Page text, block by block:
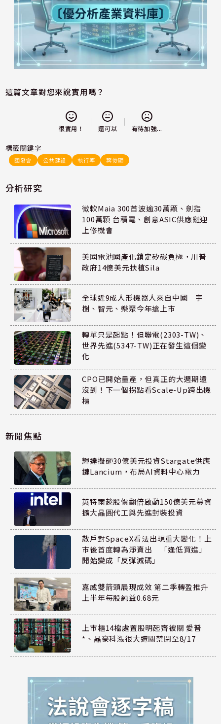
這篇文章對您來說實用嗎？
很實用！ 還可以 有待加強...
標籤關鍵字
國發會 公共建設 執行率 葉俊顯
分析研究
微軟Maia 300首波逾30萬顆、劍指
100萬顆 台積電、創意ASIC供應鏈迎
上修機會
美國電池國產化鎖定矽碳負極，川普
政府14億美元扶植Sila
全球近9成人形機器人來自中國 宇
樹、智元、樂聚今年搶上市
轉單只是起點！但聯電(2303-TW)、
世界先進(5347-TW)正在發生這個變
化
CPO已開始量產，但真正的大週期還
沒到！下一個拐點看Scale-Up跨出機
櫃
新聞焦點
輝達擬砸30億美元投資Stargate供應
鏈Lancium，布局AI資料中心電力
英特爾趁股價翻倍啟動150億美元募資
擴大晶圓代工與先進封裝投資
散戶對SpaceX看法出現重大變化！上
市後首度轉為淨賣出 「逢低買進」
開始變成「反彈減碼」
嘉威雙箭頭展現成效 第二季轉盈推升
上半年每股純益0.68元
上市櫃14檔處置股明起齊被關 愛普
*、晶豪科漲很大遭關禁閉至8/17